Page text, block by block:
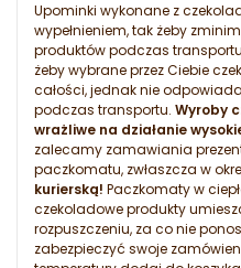
Upominki wykonane z
wypełnieniem, tak żeby
produktów podczas
żeby wybrane przez Ciebie
całości, jednak nie
podczas transportu. Wyroby
wrażliwe na działanie
zalecamy zamawiania
paczkomatu, zwłaszcza w
kurierską! Paczkomaty w
czekoladowe produkty
rozpuszczeniu, za co nie
zabezpieczyć swoje